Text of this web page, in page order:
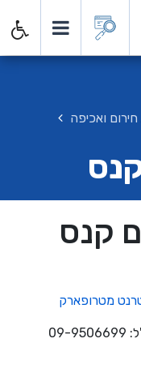
חירום ואכיפה
קנס
מטרופארק
באמצעות הטלפון - אגף החניה. ט"ל: 09-9506699